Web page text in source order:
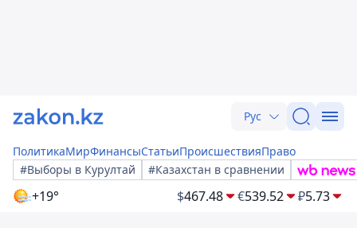
Рус
ПолитикаМирФинансыСтатьиПроисшествияПраво
#Выборы в Курултай
#Казахстан в сравнении
+19° $467.48 €539.52 ₽5.73